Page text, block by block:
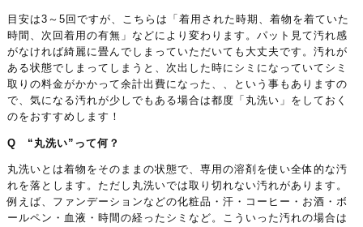
目安は3～5回ですが、こちらは「着用された時期、着物を着ていた
時間、次回着用の有無」などにより変わります。パット見て汚れ感
がなければ綺麗に畳んでしまっていただいても大丈夫です。汚れが
ある状態でしまってしまうと、次出した時にシミになっていてシミ
取りの料金がかかって余計出費になった、、という事もありますの
で、気になる汚れが少しでもある場合は都度「丸洗い」をしておく
のをおすすめします！
Q “丸洗い”って何？
丸洗いとは着物をそのままの状態で、専用の溶剤を使い全体的な汚
れを落とします。ただし丸洗いでは取り切れない汚れがあります。
例えば、ファンデーションなどの化粧品・汗・コーヒー・お酒・ボ
ールペン・血液・時間の経ったシミなど。こういった汚れの場合は